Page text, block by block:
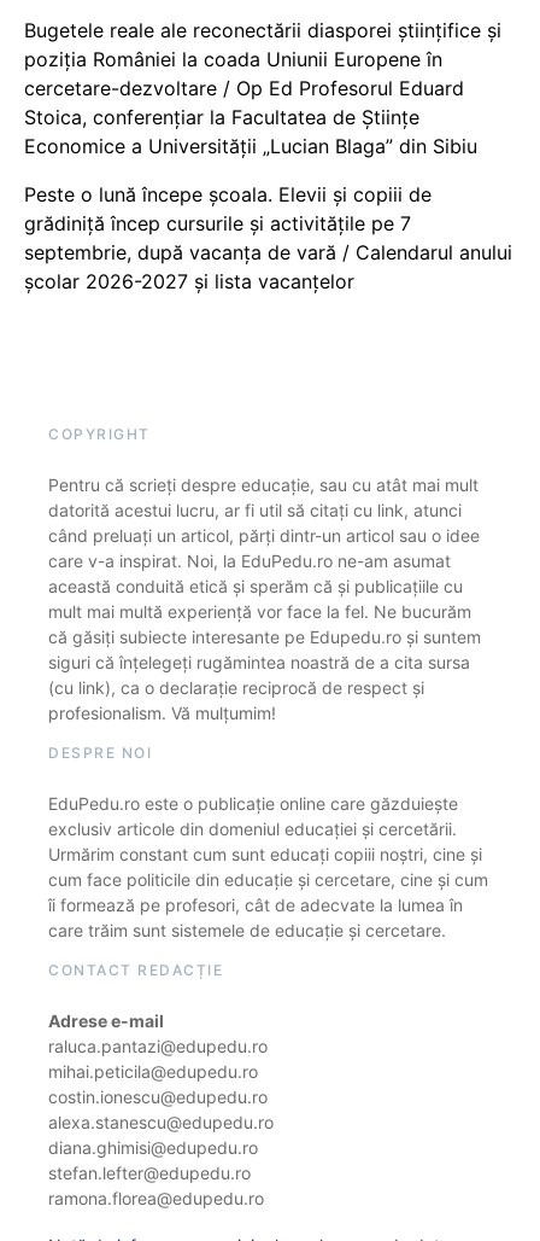
Bugetele reale ale reconectării diasporei științifice și
poziția României la coada Uniunii Europene în
cercetare-dezvoltare / Op Ed Profesorul Eduard
Stoica, conferențiar la Facultatea de Științe
Economice a Universității „Lucian Blaga” din Sibiu
Peste o lună începe școala. Elevii și copiii de
grădiniță încep cursurile și activitățile pe 7
septembrie, după vacanța de vară / Calendarul anului
școlar 2026-2027 și lista vacanțelor
COPYRIGHT
Pentru că scrieți despre educație, sau cu atât mai mult
datorită acestui lucru, ar fi util să citați cu link, atunci
când preluați un articol, părți dintr-un articol sau o idee
care v-a inspirat. Noi, la EduPedu.ro ne-am asumat
această conduită etică și sperăm că și publicațiile cu
mult mai multă experiență vor face la fel. Ne bucurăm
că găsiți subiecte interesante pe Edupedu.ro și suntem
siguri că înțelegeți rugămintea noastră de a cita sursa
(cu link), ca o declarație reciprocă de respect și
profesionalism. Vă mulțumim!
DESPRE NOI
EduPedu.ro este o publicație online care găzduiește
exclusiv articole din domeniul educației și cercetării.
Urmărim constant cum sunt educați copiii noștri, cine și
cum face politicile din educație și cercetare, cine și cum
îi formează pe profesori, cât de adecvate la lumea în
care trăim sunt sistemele de educație și cercetare.
CONTACT REDACȚIE
Adrese e-mail
raluca.pantazi@edupedu.ro
mihai.peticila@edupedu.ro
costin.ionescu@edupedu.ro
alexa.stanescu@edupedu.ro
diana.ghimisi@edupedu.ro
stefan.lefter@edupedu.ro
ramona.florea@edupedu.ro